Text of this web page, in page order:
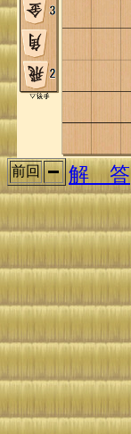
前回 解 答